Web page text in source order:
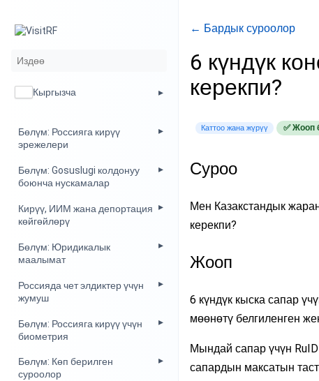
Кыргызча
Бөлүм: Россияга кирүү
эрежелери
Бөлүм: Gosuslugi колдонуу
боюнча нускамалар
Кирүү, ИИМ жана депортация
көйгөйлөрү
Бөлүм: Юридикалык
маалымат
Россияда чет элдиктер үчүн
жумуш
Бөлүм: Россияга кирүү үчүн
биометрия
Бөлүм: Көп берилген
суроолор
← Бардык суроолор
6 күндүк
керекпи?
Каттоо жана жүрүү ✅ Жооп
Суроо
Мен Казакстандык
керекпи?
Жооп
6 күндүк кыска сапар
мөөнөтү белгиленген
Мындай сапар үчүн
сапардын максатын